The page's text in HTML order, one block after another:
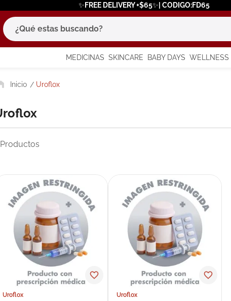
✨FREE DELIVERY +$65✨| CODIGO:FD65
¿Qué estas buscando?
MEDICINAS SKINCARE BABY DAYS WELLNESS
Uroflox
Uroflox
Productos
Uroflox Uroflox
términos más buscados
1. eucerin
6. degraler
7. isdin
roche posay
9. pañales
nivea